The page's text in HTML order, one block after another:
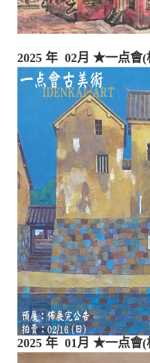
​​2025 年 02月 ★一点會(
2025 年 01月 ★一点會(